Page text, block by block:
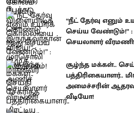
“நீட் தேர்வு எனும்
செய்ய வேண்டும்!”
செயலாளர் வீரமணி!
சூழ்ந்த மக்கள்..
பத்திரிகையாளர்..
அமைச்சரின்
வீடியோ!